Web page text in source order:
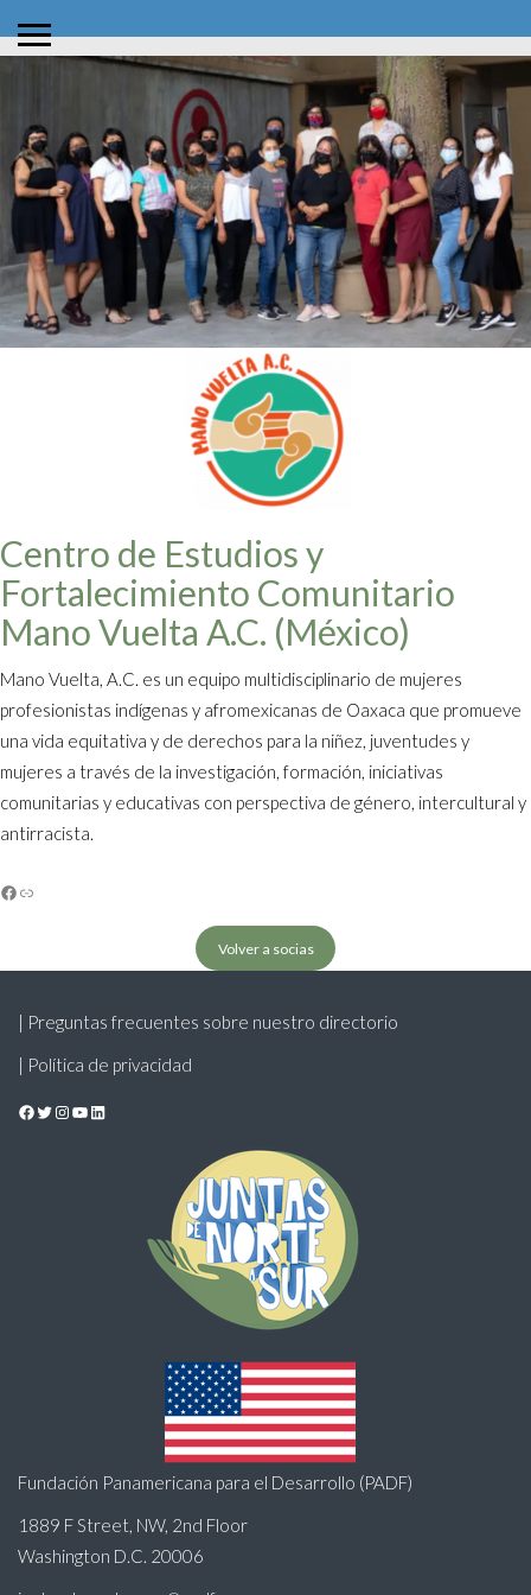
Centro de Estudios y
Fortalecimiento Comunitario
Mano Vuelta A.C. (México)
Mano Vuelta, A.C. es un equipo multidisciplinario de mujeres
profesionistas indígenas y afromexicanas de Oaxaca que promueve
una vida equitativa y de derechos para la niñez, juventudes y
mujeres a través de la investigación, formación, iniciativas
comunitarias y educativas con perspectiva de género, intercultural y
antirracista.
Facebook
Enlace
Volver a socias
| Preguntas frecuentes sobre nuestro directorio
| Política de privacidad
Facebook
Twitter
Instagram
YouTube
LinkedIn
Fundación Panamericana para el Desarrollo (PADF)
1889 F Street, NW, 2nd Floor
Washington D.C. 20006